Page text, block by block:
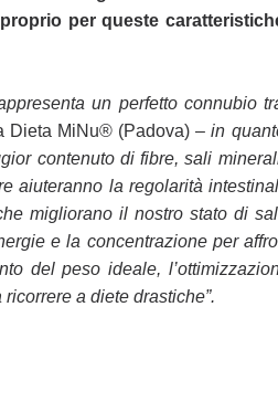
per queste
un perfetto connubio
Dieta MiNu® (Padova) –in
contenuto di fibre, sali
aiuteranno la regolarità
migliorano il nostro stato di
e la concentrazione per
del pesoideale,
a diete drastiche”.